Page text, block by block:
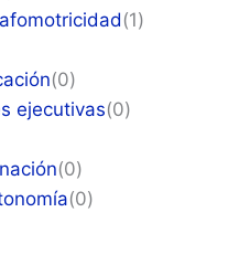
(1)
(0)
ejecutivas(0)
(0)
(0)